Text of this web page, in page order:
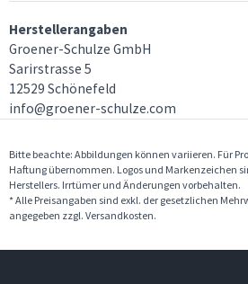
Herstellerangaben
Groener-Schulze GmbH
Sarirstrasse 5
12529 Schönefeld
info@groener-schulze.com
Bitte beachte: Abbildungen können variieren. Für
Haftung übernommen. Logos und Markenzeichen
Herstellers. Irrtümer und Änderungen vorbehalten.
* Alle Preisangaben sind exkl. der gesetzlichen
angegeben zzgl. Versandkosten.